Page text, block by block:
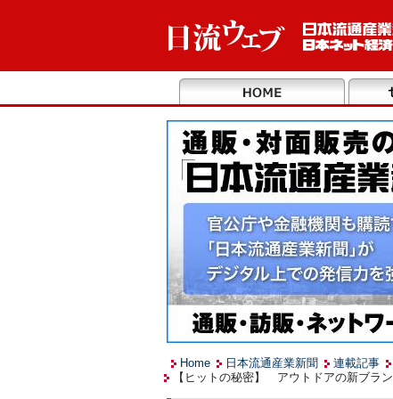
Home 日本流通産業新聞 連載記事
【ヒットの秘密】 アウトドアの新ブラ